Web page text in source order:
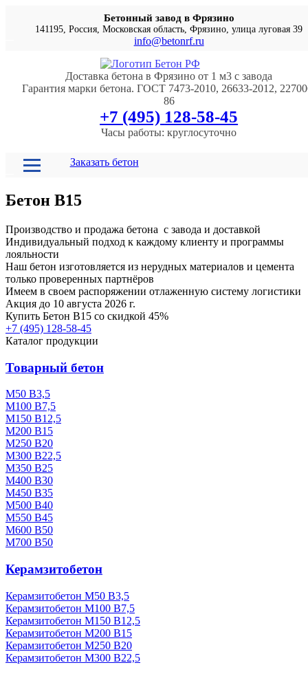
Бетонный завод в Фрязино
141195, Россия, Московская область, Фрязино, улица луговая 39
info@betonrf.ru
Доставка бетона в Фрязино от 1 м3 с завода
Гарантия марки бетона. ГОСТ 7473-2010, 26633-2012,
86
+7 (495) 128-58-45
Часы работы: круглосуточно
Заказать бетон
Бетон B15
Производство и продажа бетона с завода и доставкой
Индивидуальный подход к каждому клиенту и программы
лояльности
Наш бетон изготовляется из нерудных материалов и цемента
только проверенных партнёров
Имеем в своем распоряжении отлаженную систему логистики
Акция до 10 августа 2026 г.
Купить Бетон B15 со скидкой 45%
+7 (495) 128-58-45
Каталог продукции
Товарный бетон
М50 В3,5
М100 В7,5
М150 В12,5
М200 В15
М250 В20
М300 В22,5
М350 В25
М400 В30
М450 В35
М500 В40
М550 В45
М600 В50
М700 В50
Керамзитобетон
Керамзитобетон М50 В3,5
Керамзитобетон М100 В7,5
Керамзитобетон М150 В12,5
Керамзитобетон М200 В15
Керамзитобетон М250 В20
Керамзитобетон М300 В22,5